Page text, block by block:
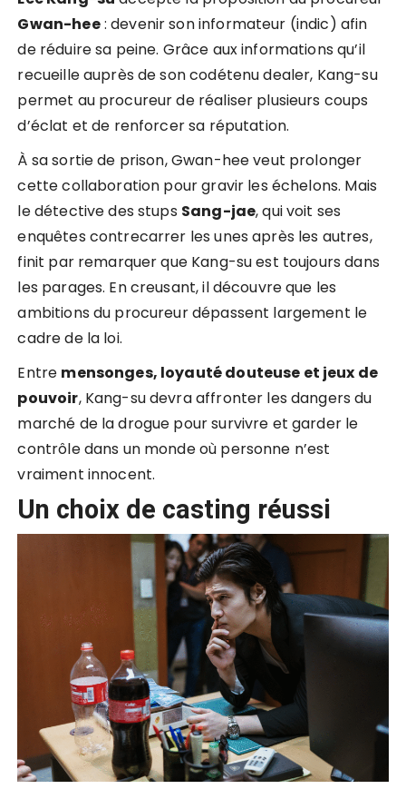
Gwan-hee: devenir son informateur (indic) afin
de réduire sa peine. Grâce aux informations qu’il
recueille auprès de son codétenu dealer, Kang-su
permet au procureur de réaliser plusieurs coups
d’éclat et de renforcer sa réputation.
À sa sortie de prison, Gwan-hee veut prolonger
cette collaboration pour gravir les échelons. Mais
le détective des stups Sang-jae, qui voit ses
enquêtes contrecarrer les unes après les autres,
finit par remarquer que Kang-su est toujours dans
les parages. En creusant, il découvre que les
ambitions du procureur dépassent largement le
cadre de la loi.
Entre mensonges, loyauté douteuse et jeux de
pouvoir, Kang-su devra affronter les dangers du
marché de la drogue pour survivre et garder le
contrôle dans un monde où personne n’est
vraiment innocent.
Un choix de casting réussi